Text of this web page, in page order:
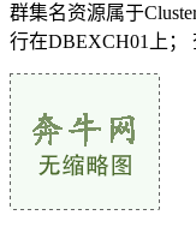
群集名资源属于
行在DBEXCH01上；